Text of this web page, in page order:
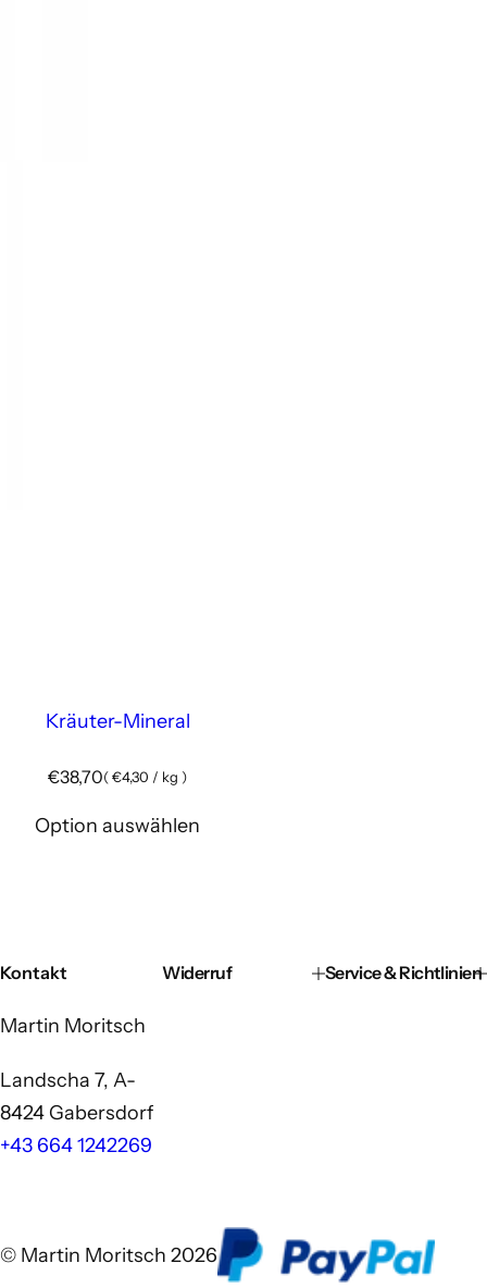
Kräuter-Mineral
R
g
u
P
i
€38,70( €4,30 / kg )
Option auswählen
Kontakt
Martin Moritsch
Landscha 7, A-
8424 Gabersdorf
+43 664 1242269
Widerruf Service & Richtlinien
© Martin Moritsch 2026